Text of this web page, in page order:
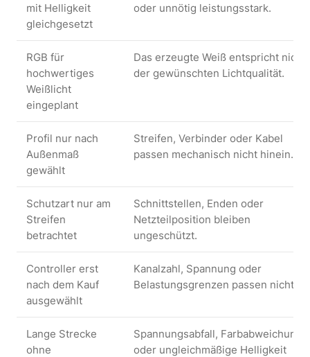
mit Helligkeit
gleichgesetzt
oder unnötig leistungsstark.
RGB für
hochwertiges
Weißlicht
eingeplant
Das erzeugte Weiß entspricht nicht
der gewünschten Lichtqualität.
Profil nur nach
Außenmaß
gewählt
Streifen, Verbinder oder Kabel
passen mechanisch nicht hinein.
Schutzart nur am
Streifen
betrachtet
Schnittstellen, Enden oder
Netzteilposition bleiben
ungeschützt.
Controller erst
nach dem Kauf
ausgewählt
Kanalzahl, Spannung oder
Belastungsgrenzen passen nicht.
Lange Strecke
ohne
Spannungsabfall, Farbabweichung
oder ungleichmäßige Helligkeit